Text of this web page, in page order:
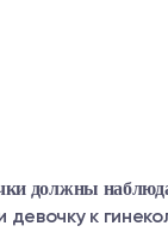
должны
девочку к